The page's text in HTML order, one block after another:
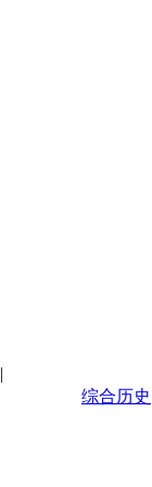
|
综合历史